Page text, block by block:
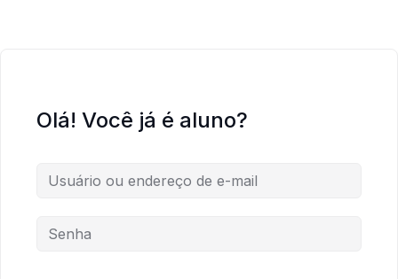
Olá! Você já é aluno?